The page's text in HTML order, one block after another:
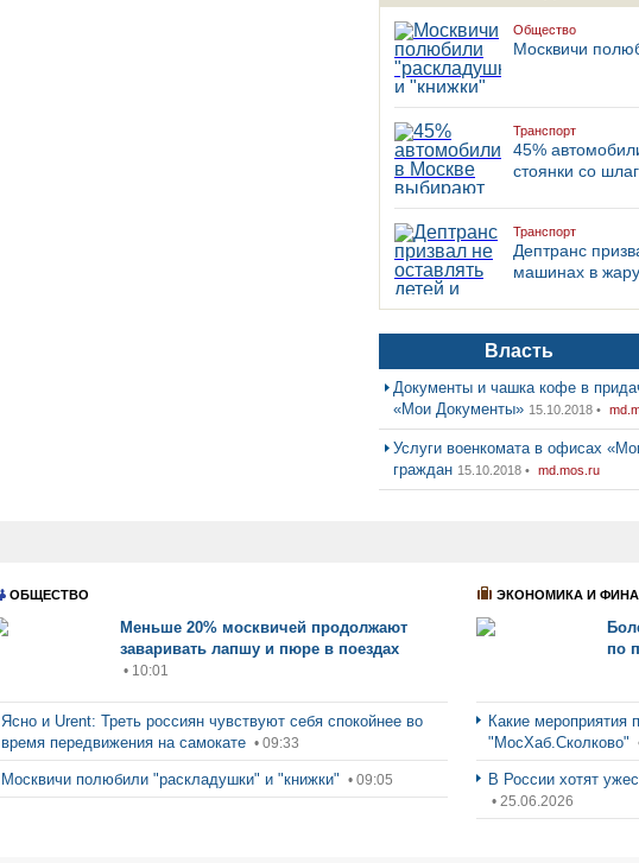
Общество
Москвичи
Транспорт
45%
стоянки со
Транспорт
Дептранс
машинах в жару
Власть
Документы и чашка кофе в
«Мои Документы» 15.10.2018 •
Услуги военкомата в офисах
граждан 15.10.2018 • md.mos.ru
ОБЩЕСТВО
Меньше 20% москвичей продолжают
заваривать лапшу и пюре в поездах
• 10:01
Ясно и Urent: Треть россиян чувствуют себя спокойнее во
время передвижения на самокате • 09:33
Москвичи полюбили "раскладушки" и "книжки" • 09:05
ЭКОНОМИКА И
по
Какие мероприятия
"МосХаб.Сколково"
В России хотят
• 25.06.2026